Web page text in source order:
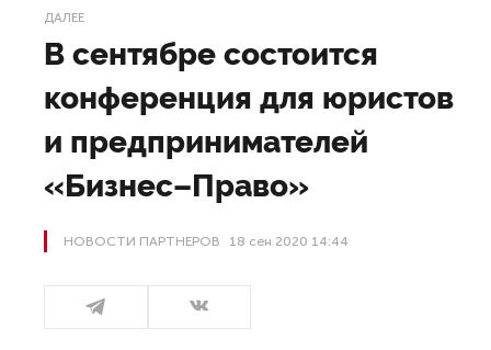
ДАЛЕЕ
В сентябре состоится
конференция для юристов
и предпринимателей
«Бизнес–Право»
НОВОСТИ ПАРТНЕРОВ 18 сен 2020 14:44